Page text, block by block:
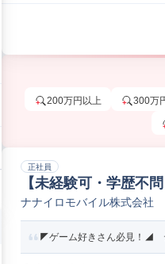
200万円以上 300万
正社員
【未経験可・学歴不
ナナイロモバイル株式会社
◤ゲーム好きさん必見！◢